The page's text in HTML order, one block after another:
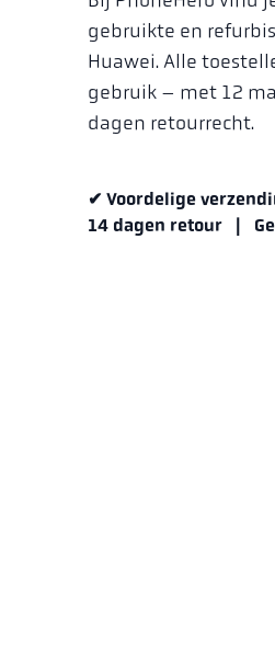
gebruikte en
Huawei. Alle
gebruik – met 12
dagen retourrecht.
✔ Voordelige
14 dagen retour |